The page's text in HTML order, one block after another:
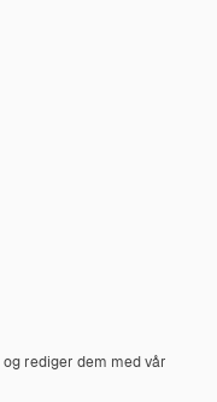
og rediger dem med vår